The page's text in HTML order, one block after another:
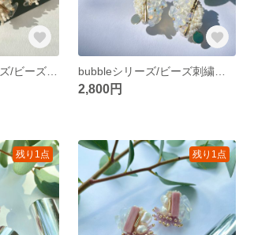
seaanemoneシリーズ/ビーズ刺繍アクセサリー/ビーズアクセサリー/イヤリング/秋冬/ゴールド/ピアス/オパール/クリスマス/結婚式 bubbleシリーズ/ビーズ刺繍アクセサリー/ビーズアクセサリー/イヤリング/秋冬/ゴールド/ピアス/オパール/クリスマス/結婚式
2,800円
残り1点 残り1点